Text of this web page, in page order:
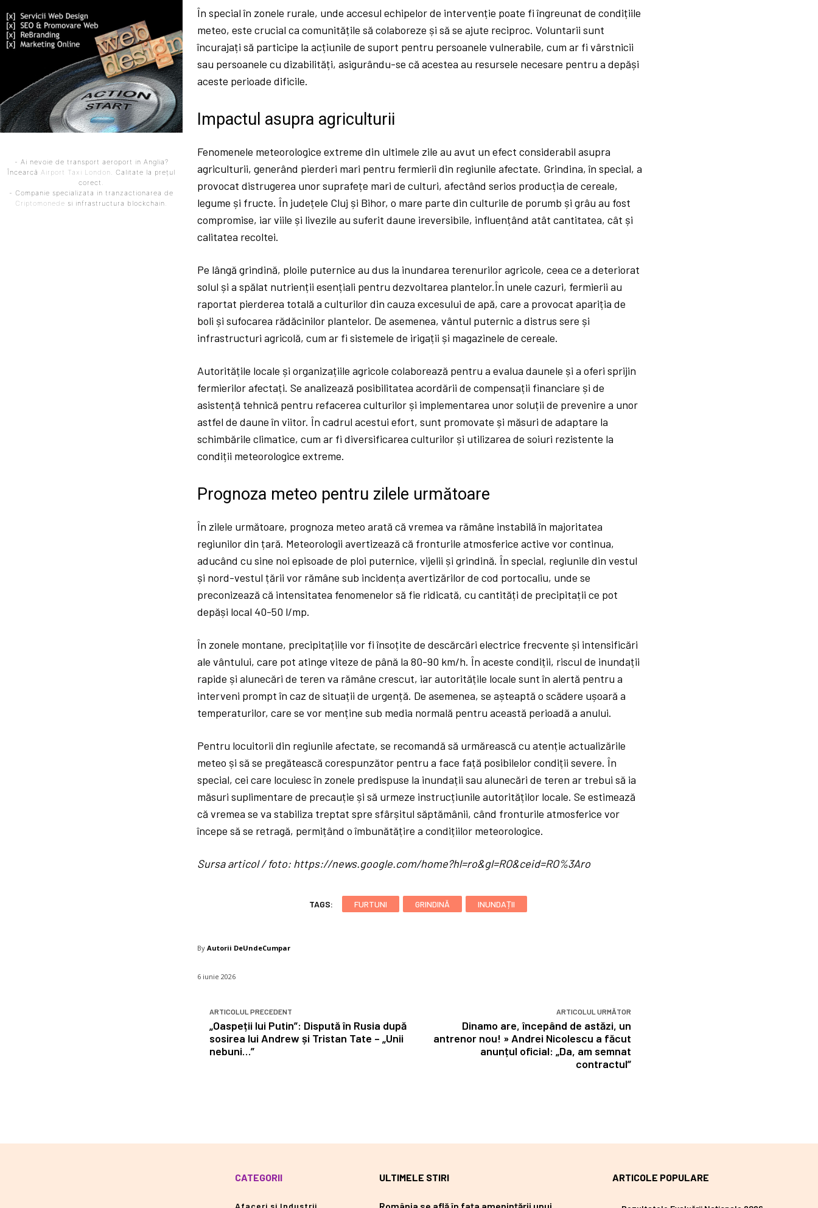
- Ai nevoie de transport aeroport in Anglia?
ÎncearcăAirport Taxi London . Calitate la prețul
corect.
- Companie specializata in tranzactionarea de
Criptomonede si infrastructura blockchain.
În special în zonele rurale, unde accesul echipelor de intervenție poate fi îngreunat de condițiile
meteo, este crucial ca comunitățile să colaboreze și să se ajute reciproc. Voluntarii sunt
încurajați să participe la acțiunile de suport pentru persoanele vulnerabile, cum ar fi vârstnicii
sau persoanele cu dizabilități, asigurându-se că acestea au resursele necesare pentru a depăși
aceste perioade dificile.
Impactul asupra agriculturii
Fenomenele meteorologice extreme din ultimele zile au avut un efect considerabil asupra
agriculturii, generând pierderi mari pentru fermierii din regiunile afectate. Grindina, în special, a
provocat distrugerea unor suprafețe mari de culturi, afectând serios producția de cereale,
legume și fructe. În județele Cluj și Bihor, o mare parte din culturile de porumb și grâu au fost
compromise, iar viile și livezile au suferit daune ireversibile, influențând atât cantitatea, cât și
calitatea recoltei.
Pe lângă grindină, ploile puternice au dus la inundarea terenurilor agricole, ceea ce a deteriorat
solul și a spălat nutrienții esențiali pentru dezvoltarea plantelor.În unele cazuri, fermierii au
raportat pierderea totală a culturilor din cauza excesului de apă, care a provocat apariția de
boli și sufocarea rădăcinilor plantelor. De asemenea, vântul puternic a distrus sere și
infrastructuri agricolă, cum ar fi sistemele de irigații și magazinele de cereale.
Autoritățile locale și organizațiile agricole colaborează pentru a evalua daunele și a oferi sprijin
fermierilor afectați. Se analizează posibilitatea acordării de compensații financiare și de
asistență tehnică pentru refacerea culturilor și implementarea unor soluții de prevenire a unor
astfel de daune în viitor. În cadrul acestui efort, sunt promovate și măsuri de adaptare la
schimbările climatice, cum ar fi diversificarea culturilor și utilizarea de soiuri rezistente la
condiții meteorologice extreme.
Prognoza meteo pentru zilele următoare
În zilele următoare, prognoza meteo arată că vremea va rămâne instabilă în majoritatea
regiunilor din țară. Meteorologii avertizează că fronturile atmosferice active vor continua,
aducând cu sine noi episoade de ploi puternice, vijelii și grindină. În special, regiunile din vestul
și nord-vestul țării vor rămâne sub incidența avertizărilor de cod portocaliu, unde se
preconizează că intensitatea fenomenelor să fie ridicată, cu cantități de precipitații ce pot
depăși local 40-50 l/mp.
În zonele montane, precipitațiile vor fi însoțite de descărcări electrice frecvente și intensificări
ale vântului, care pot atinge viteze de până la 80-90 km/h. În aceste condiții, riscul de inundații
rapide și alunecări de teren va rămâne crescut, iar autoritățile locale sunt în alertă pentru a
interveni prompt în caz de situații de urgență. De asemenea, se așteaptă o scădere ușoară a
temperaturilor, care se vor menține sub media normală pentru această perioadă a anului.
Pentru locuitorii din regiunile afectate, se recomandă să urmărească cu atenție actualizările
meteo și să se pregătească corespunzător pentru a face față posibilelor condiții severe. În
special, cei care locuiesc în zonele predispuse la inundații sau alunecări de teren ar trebui să ia
măsuri suplimentare de precauție și să urmeze instrucțiunile autorităților locale. Se estimează
că vremea se va stabiliza treptat spre sfârșitul săptămânii, când fronturile atmosferice vor
începe să se retragă, permițând o îmbunătățire a condițiilor meteorologice.
Sursa articol / foto: https://news.google.com/home?hl=ro&gl=RO&ceid=RO%3Aro
TAGS: FURTUNI GRINDINĂ INUNDAȚII
By Autorii DeUndeCumpar
6 iunie 2026
ARTICOLUL PRECEDENT
„Oaspeții lui Putin”: Dispută în Rusia după
sosirea lui Andrew și Tristan Tate – „Unii
nebuni…”
ARTICOLUL URMĂTOR
Dinamo are, începând de astăzi, un
antrenor nou! » Andrei Nicolescu a făcut
anunțul oficial: „Da, am semnat
contractul”
CATEGORII
Afaceri si Industrii
ULTIMELE STIRI ARTICOLE POPULARE